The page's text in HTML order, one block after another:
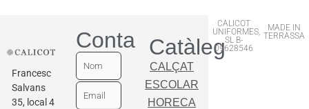
Francesc
Salvans
35, local 4
ContactarCatàleg
CALÇAT
ESCOLAR
HORECA
CALICOT
UNIFORMES,
SL B-
09628546
MADE IN
TERRASSA